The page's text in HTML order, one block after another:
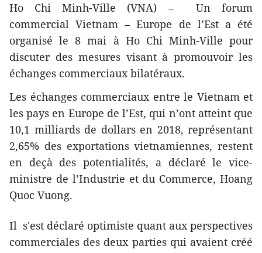
Ho Chi Minh-Ville (VNA) – Un forum
commercial Vietnam – Europe de l’Est a été
organisé le 8 mai à Ho Chi Minh-Ville pour
discuter des mesures visant à promouvoir les
échanges commerciaux bilatéraux.
Les échanges commerciaux entre le Vietnam et
les pays en Europe de l’Est, qui n’ont atteint que
10,1 milliards de dollars en 2018, représentant
2,65% des exportations vietnamiennes, restent
en deçà des potentialités, a déclaré le vice-
ministre de l’Industrie et du Commerce, Hoang
Quoc Vuong.
Il s'est déclaré optimiste quant aux perspectives
commerciales des deux parties qui avaient créé